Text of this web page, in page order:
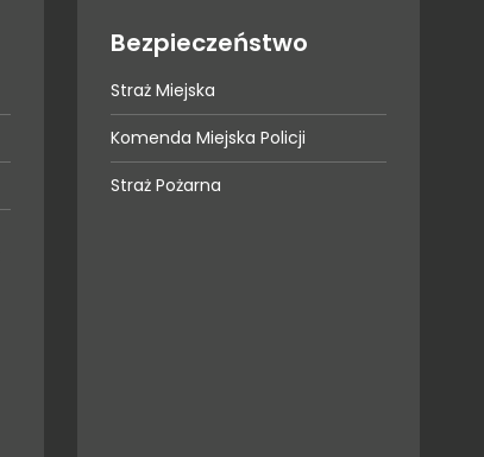
Bezpieczeństwo
Straż Miejska
Komenda Miejska Policji
Straż Pożarna